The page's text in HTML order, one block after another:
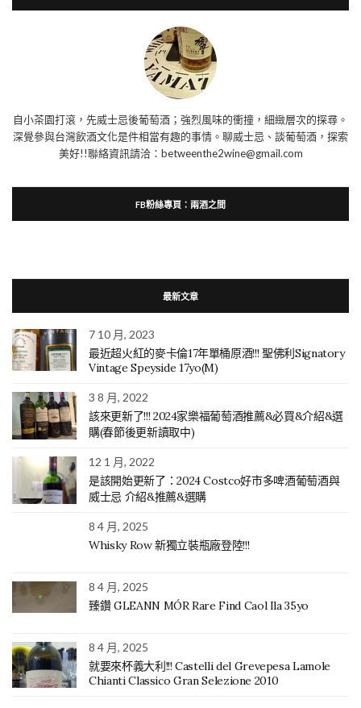
自小茶園打滾，先威士忌後葡萄酒；強烈風味的衝撞，細緻層次的探尋。
深覺參與台灣飲酒文化是件相當有趣的事情。聊威士忌、談葡萄酒，探索
美好!!聯絡資訊請洽：betweenthe2wine@gmail.com
FB粉絲專頁：兩酒之間
最新文章
7 10 月, 2023
最近超火紅的麥卡倫17年單桶原酒!!! 聖佛利Signatory
Vintage Speyside 17yo(M)
3 8 月, 2022
該來更新了!!! 2024家樂福葡萄酒推薦&必買&介紹&選
購(春節後更新讀取中)
12 1 月, 2022
是該開始更新了：2024 Costco好市多啤酒葡萄酒與
威士忌 介紹&推薦&選購
8 4 月, 2025
Whisky Row 新獨立裝瓶廠登陸!!!
8 4 月, 2025
臻鑽 GLEANN MÓR Rare Find Caol Ila 35yo
8 4 月, 2025
就要來杯義大利!!! Castelli del Grevepesa Lamole
Chianti Classico Gran Selezione 2010